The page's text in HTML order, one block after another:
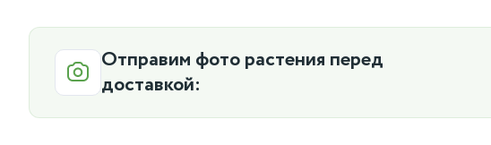
Отправим фото растения перед
доставкой: